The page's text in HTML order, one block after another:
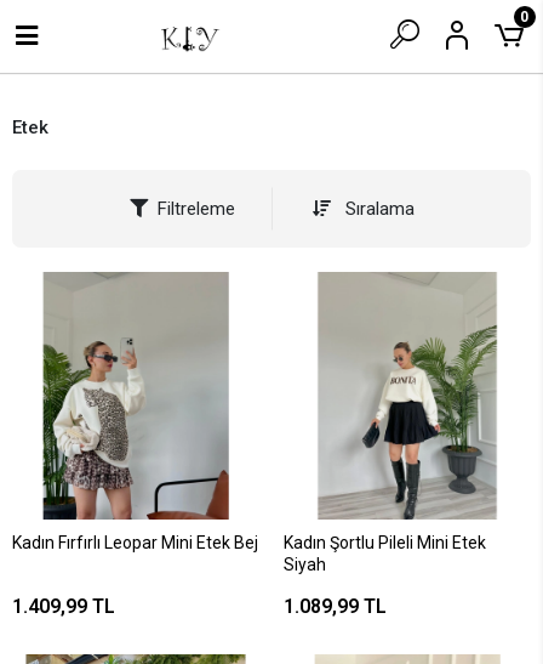
0
Etek
Filtreleme Sıralama
Kadın Fırfırlı Leopar Mini Etek Bej
1.409,99 TL
Kadın Şortlu Pileli Mini Etek
Siyah
1.089,99 TL